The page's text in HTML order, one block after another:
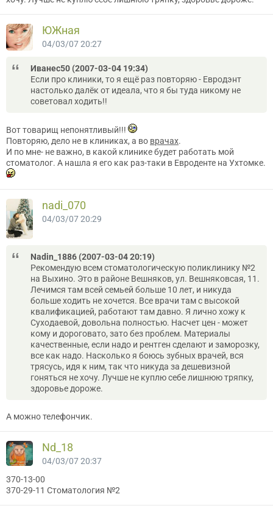
ЮЖная
04/03/07 20:27
Иванес50 (2007-03-04 19:34)
Если про клиники, то я ещё раз повторяю - Евродэнт
настолько далёк от идеала, что я бы туда никому не
советовал ходить!!
Вот товарищ непонятливый!!!
Повторяю, дело не в клиниках, а во врачах.
И по мне- не важно, в какой клинике будет работать мой
стоматолог. А нашла я его как раз-таки в Евроденте на Ухтомке.
nadi_070
04/03/07 20:29
Nadin_1886 (2007-03-04 20:19)
Рекомендую всем стоматологическую поликлинику №2
на Выхино. Это в районе Вешняков, ул. Вешняковсая, 11.
Лечимся там всей семьей больше 10 лет, и никуда
больше ходить не хочется. Все врачи там с высокой
квалификацией, работают там давно. Я лично хожу к
Суходаевой, довольна полностью. Насчет цен - может
кому и дороговато, зато без проблем. Материалы
качественные, если надо и рентген сделают и заморозку,
все как надо. Насколько я боюсь зубных врачей, вся
трясусь, идя к ним, так что никуда за дешевизной
гоняться не хочу. Лучше не куплю себе лишнюю тряпку,
здоровье дороже.
А можно телефончик.
Nd_18
04/03/07 20:37
370-13-00
370-29-11 Стоматология №2